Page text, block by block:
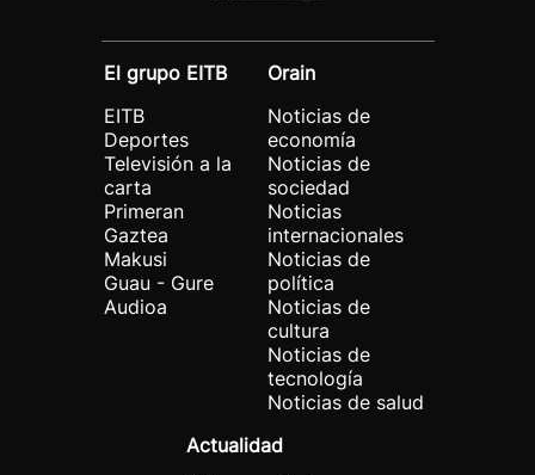
El grupo EITB
EITB
Deportes
Televisión a la
carta
Primeran
Gaztea
Makusi
Guau - Gure
Audioa
Orain
Noticias de
economía
Noticias de
sociedad
Noticias
internacionales
Noticias de
política
Noticias de
cultura
Noticias de
tecnología
Noticias de salud
Actualidad